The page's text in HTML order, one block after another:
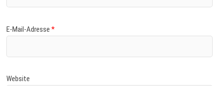
E-Mail-Adresse*
Website